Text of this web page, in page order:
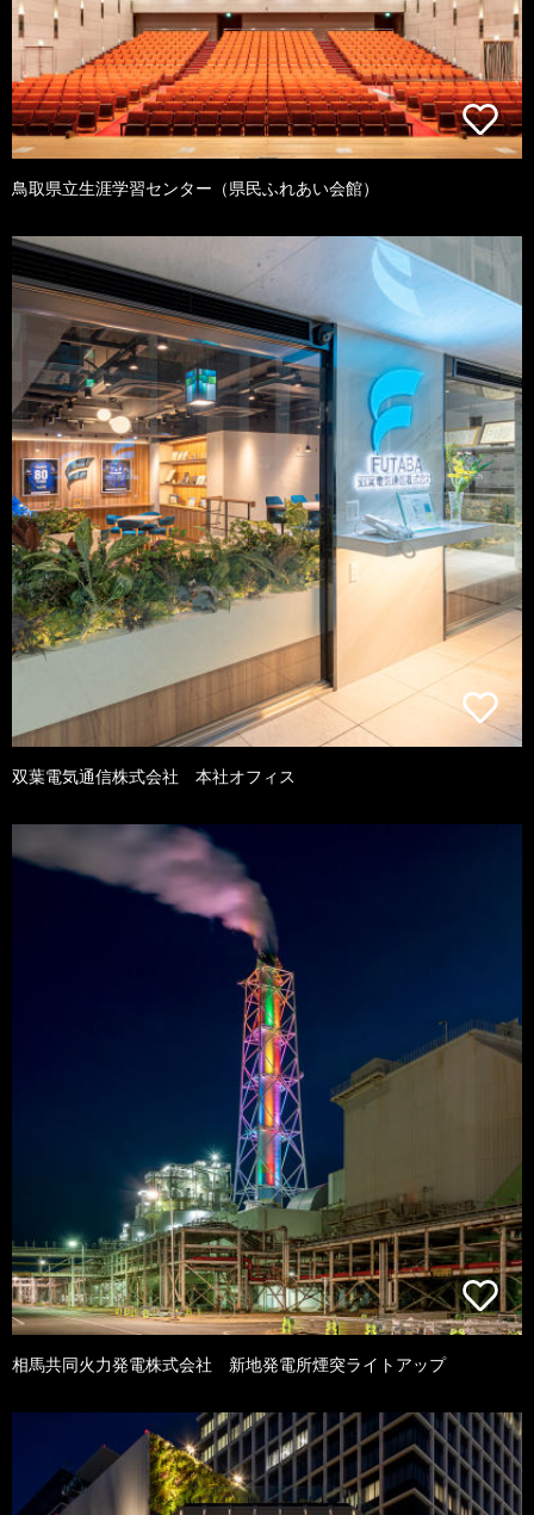
鳥取県立生涯学習センター（県民ふれあい会館）
双葉電気通信株式会社 本社オフィス
相馬共同火力発電株式会社 新地発電所煙突ライトアップ